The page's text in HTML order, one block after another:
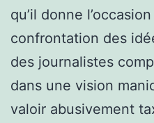
qu’il donne
confrontation des
des journalistes
dans une vision
valoir abusivement